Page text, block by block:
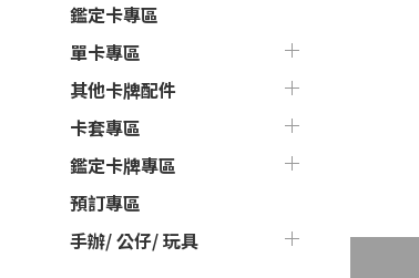
鑑定卡專區
單卡專區
其他卡牌配件
卡套專區
鑑定卡牌專區
預訂專區
手辦/ 公仔/ 玩具